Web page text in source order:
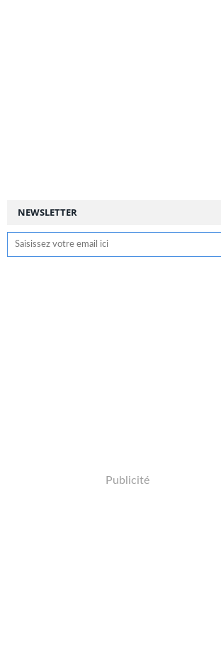
NEWSLETTER
Publicité